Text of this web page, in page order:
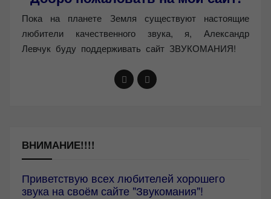
Пока на планете Земля существуют настоящие
любители качественного звука, я, Александр
Левчук буду поддерживать сайт ЗВУКОМАНИЯ!
ВНИМАНИЕ!!!!
Приветствую всех любителей хорошего
звука на своём сайте "Звукомания"!